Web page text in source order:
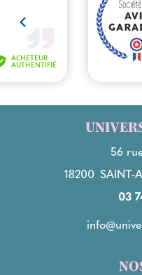
56
18200 SAINT-
03